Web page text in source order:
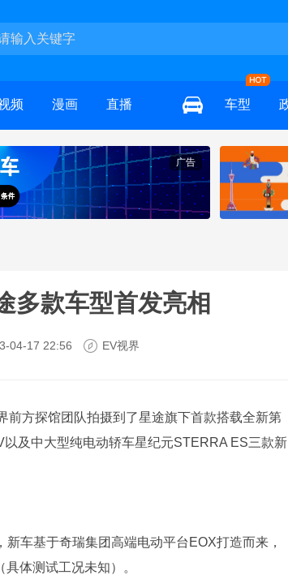
频 漫画 直播 车型
广告
多款车型首发亮相
04-17 22:56 EV视界
前方探馆团队拍摄到了星途旗下首款搭载全新第
及中大型纯电动轿车星纪元STERRA ES三款新
车基于奇瑞集团高端电动平台EOX打造而来，
体测试工况未知）。